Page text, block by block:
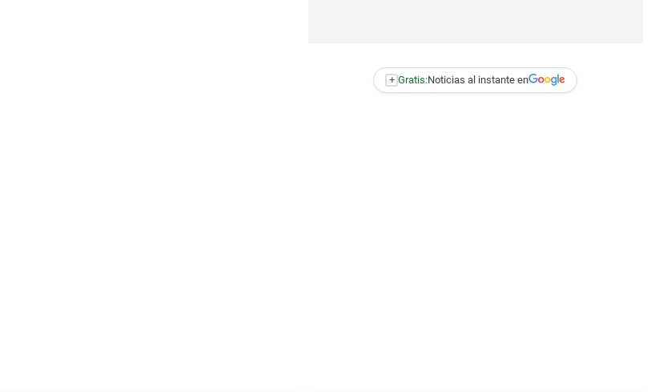
+ Gratis:Noticias al instante en